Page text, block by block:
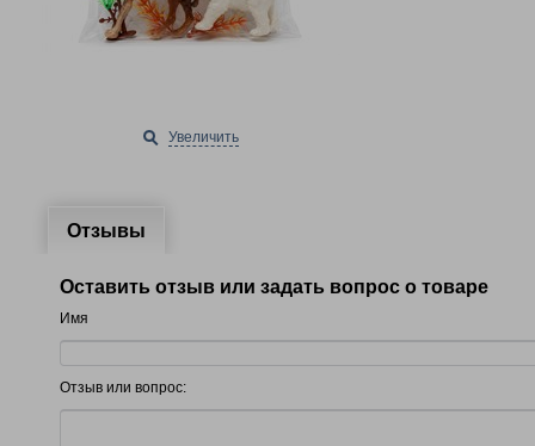
Увеличить
Отзывы
Оставить отзыв или задать вопрос о товаре
Имя
Отзыв или вопрос: